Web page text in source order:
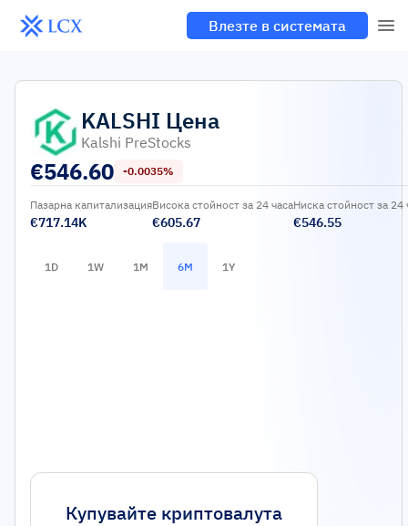
Влезте в системата
KALSHI Цена
Kalshi PreStocks
€546.60 -0.0035%
Пазарна капитализация
€717.14K
Висока стойност за 24 часа
€605.67
Ниска стойност за 24
€546.55
1D 1W 1M 6M 1Y
Купувайте криптовалута